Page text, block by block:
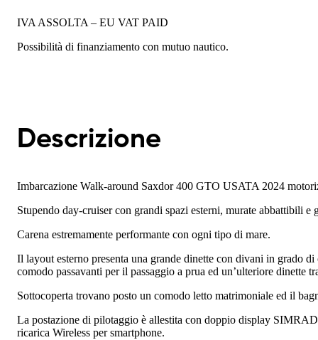
IVA ASSOLTA – EU VAT PAID
Possibilità di finanziamento con mutuo nautico.
Descrizione
Imbarcazione Walk-around Saxdor 400 GTO USATA 2024
Stupendo day-cruiser con grandi spazi esterni, murate abbattibili e
Carena estremamente performante con ogni tipo di mare.
Il layout esterno presenta una grande dinette con divani in grado
comodo passavanti per il passaggio a prua ed un’ulteriore dinette
Sottocoperta trovano posto un comodo letto matrimoniale ed il
La postazione di pilotaggio è allestita con doppio display
ricarica Wireless per smartphone.